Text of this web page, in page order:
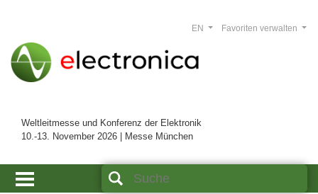
Weltleitmesse und Konferenz der Elektronik
10.-13. November 2026 | Messe München
Favoriten verwalten
EN